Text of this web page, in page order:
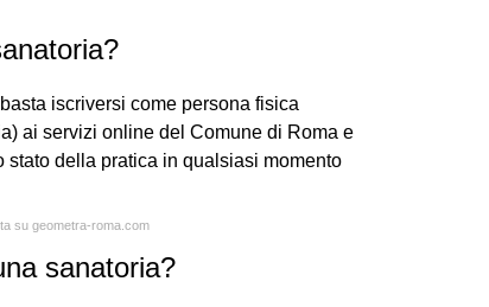
iscriversi come persona fisica
ai servizi online del Comune di Roma e
della pratica in qualsiasi momento
su geometra-roma.com
sanatoria?